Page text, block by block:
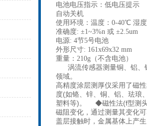
电池电压指示：低电压提示
自动关机
使用环境：温度：0-40℃ 湿度
准确度: ±1~3%n 或 ±2.5um
电源: 4节5号电池
外形尺寸: 161x69x32 mm
重量：210g（不含电池）
涡流传感器测量铜、铝、
领域。
高精度涂层测厚仪采用了磁
度(如铬、锌、铜、铝、珐琅
塑料等)。 ◆磁性法(f型测头)
磁阻变化，通过测量其变化
盖层接触时，金属基体上产